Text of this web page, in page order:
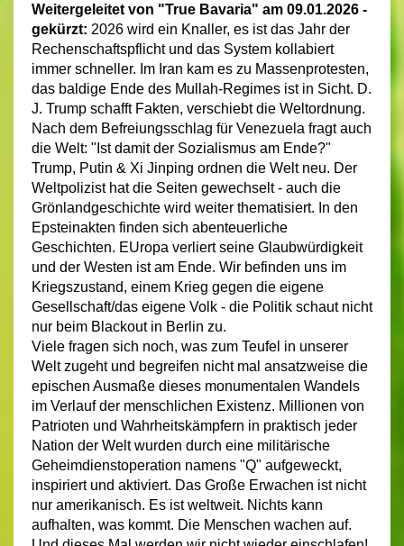
Weitergeleitet von "True Bavaria" am 09.01.2026 -
gekürzt: 2026 wird ein Knaller, es ist das Jahr der
Rechenschaftspflicht und das System kollabiert
immer schneller. Im Iran kam es zu Massenprotesten,
das baldige Ende des Mullah-Regimes ist in Sicht. D.
J. Trump schafft Fakten, verschiebt die Weltordnung.
Nach dem Befreiungsschlag für Venezuela fragt auch
die Welt: "Ist damit der Sozialismus am Ende?"
Trump, Putin & Xi Jinping ordnen die Welt neu. Der
Weltpolizist hat die Seiten gewechselt - auch die
Grönlandgeschichte wird weiter thematisiert. In den
Epsteinakten finden sich abenteuerliche
Geschichten. EUropa verliert seine Glaubwürdigkeit
und der Westen ist am Ende. Wir befinden uns im
Kriegszustand, einem Krieg gegen die eigene
Gesellschaft/das eigene Volk - die Politik schaut nicht
nur beim Blackout in Berlin zu.
Viele fragen sich noch, was zum Teufel in unserer
Welt zugeht und begreifen nicht mal ansatzweise die
epischen Ausmaße dieses monumentalen Wandels
im Verlauf der menschlichen Existenz. Millionen von
Patrioten und Wahrheitskämpfern in praktisch jeder
Nation der Welt wurden durch eine militärische
Geheimdienstoperation namens "Q" aufgeweckt,
inspiriert und aktiviert. Das Große Erwachen ist nicht
nur amerikanisch. Es ist weltweit. Nichts kann
aufhalten, was kommt. Die Menschen wachen auf.